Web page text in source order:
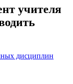
учителя
дисциплин